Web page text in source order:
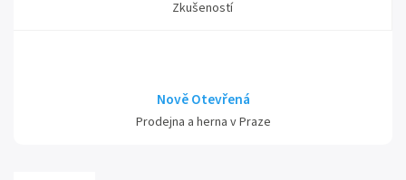
Zkušeností
Nově Otevřená
Prodejna a herna v Praze